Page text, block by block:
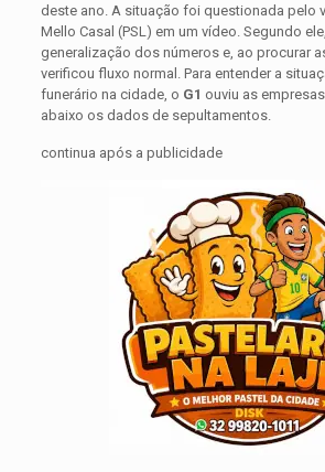
deste ano. A situação foi questionada pelo
Mello Casal (PSL) em um vídeo. Segundo
generalização dos números e, ao procurar
verificou fluxo normal. Para entender a
funerário na cidade, o G1 ouviu as
abaixo os dados de sepultamentos.
continua após a publicidade